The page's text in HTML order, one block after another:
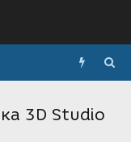
3D Studio